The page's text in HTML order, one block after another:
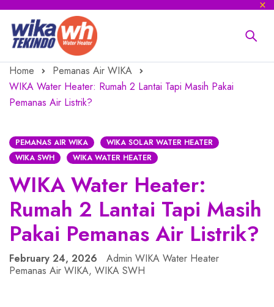
Home
Pemanas Air WIKA
WIKA Water Heater: Rumah 2 Lantai Tapi Masih Pakai
Pemanas Air Listrik?
PEMANAS AIR WIKA
WIKA SOLAR WATER HEATER
WIKA SWH
WIKA WATER HEATER
WIKA Water Heater:
Rumah 2 Lantai Tapi Masih
Pakai Pemanas Air Listrik?
February 24, 2026
Admin WIKA Water Heater
Pemanas Air WIKA, WIKA SWH